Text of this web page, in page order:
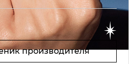
производителя